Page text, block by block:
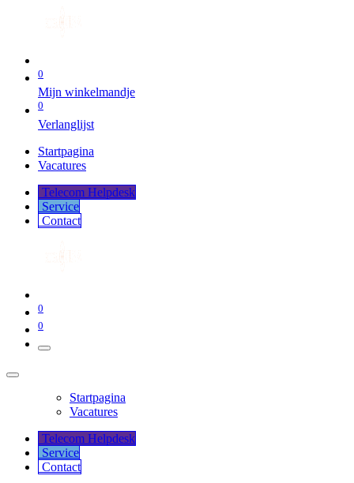
0
Mijn winkelmandje
0
Verlanglijst
Startpagina
Vacatures
Telecom Helpdesk
Service
Co​​​​​​ntact
0
0
Startpagina
Vacatures
Telecom Helpdesk
Service
Co​​​​​​ntact